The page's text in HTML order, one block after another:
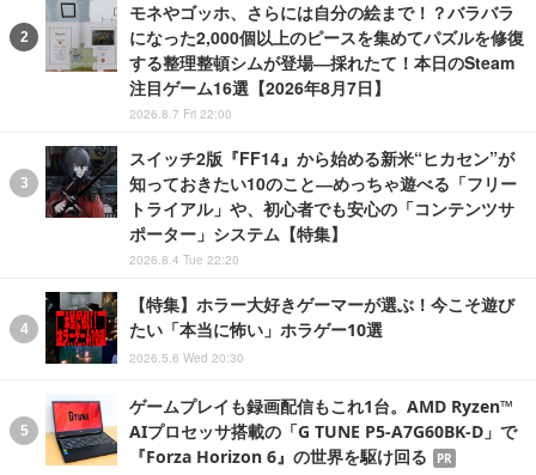
モネやゴッホ、さらには自分の絵まで！？バラバラ
になった2,000個以上のピースを集めてパズルを修復
する整理整頓シムが登場―採れたて！本日のSteam
注目ゲーム16選【2026年8月7日】
2026.8.7 Fri 22:00
スイッチ2版『FF14』から始める新米“ヒカセン”が
知っておきたい10のこと―めっちゃ遊べる「フリー
トライアル」や、初心者でも安心の「コンテンツサ
ポーター」システム【特集】
2026.8.4 Tue 22:20
【特集】ホラー大好きゲーマーが選ぶ！今こそ遊び
たい「本当に怖い」ホラゲー10選
2026.5.6 Wed 20:30
ゲームプレイも録画配信もこれ1台。AMD Ryzen™
AIプロセッサ搭載の「G TUNE P5-A7G60BK-D」で
『Forza Horizon 6』の世界を駆け回る
PR